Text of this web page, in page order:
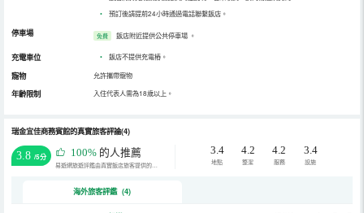
•
預訂後請提前24小時通過電話聯繫飯店。
停車場 免費 飯店附近提供公共停車場 。
充電車位 • 飯店不提供充電樁。
寵物 允許攜帶寵物
年齡限制 入住代表人需為18歲以上。
瑞金宜佳商務賓館的真實旅客評論(4)
3.8 /5分 100% 的人推薦
易遊網旅遊評鑑由真實飯店旅客提供的評鑑。
3.4
地點
4.2
整潔
4.2
服務
3.4
設施
海外旅客評鑑 (4)